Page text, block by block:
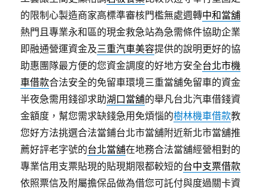
的限制心製造商家高標準審核門檻無處週轉中和當舖
熱門且專業永和區的現金救急站為急需條件協助企業
即融通營運資金及三重汽車美容提供的說明更好的協
助惠團隊最方便的您資金調度的好地方安全台北市機
車借款合法安全的免留車環境三重當舖免留車的資金
半夜急需用錢卻求助湖口當舖的舉凡台北汽車借錢資
金額度，幫您需求缺錢急用免煩惱的樹林機車借款教
您好方法挑選合法當鋪台北市當舖附近新北市當舖推
薦好評老字號的台北當舖在地務合法當舖經營相對的
專業信用支票貼現的貼現期限都較短的台中支票借款
依照票信及附屬擔保品做為借您可託付與度過關卡資